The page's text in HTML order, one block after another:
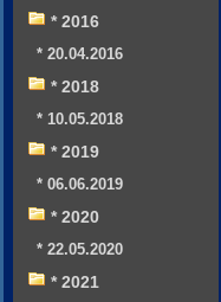
* 2016
* 20.04.2016
* 2018
* 10.05.2018
* 2019
* 06.06.2019
* 2020
* 22.05.2020
* 2021